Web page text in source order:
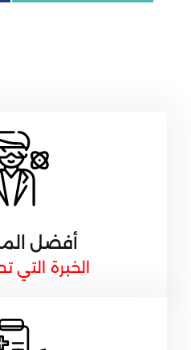
أفضل
الخبرة التي